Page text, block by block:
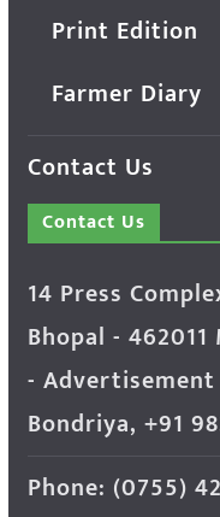
Print Edition
Farmer Diary
Contact Us
Contact Us
14 Press
Bhopal -
-
Bondriya, +91
Phone: (0755)